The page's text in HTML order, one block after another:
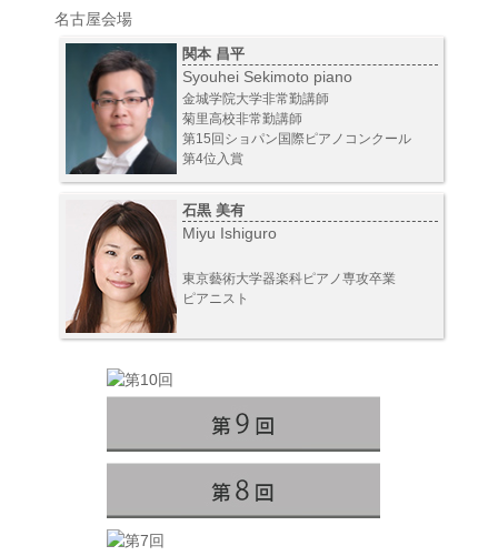
名古屋会場
関本 昌平
Syouhei Sekimoto piano
金城学院大学非常勤講師
菊里高校非常勤講師
第15回ショパン国際ピアノコンクール
第4位入賞
石黒 美有
Miyu Ishiguro
東京藝術大学器楽科ピアノ専攻卒業
ピアニスト